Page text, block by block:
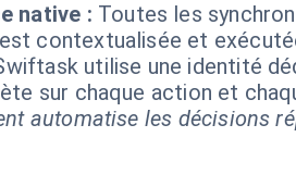
native : Toutes les
contextualisée et
utilise une identité
sur chaque action et
automatise les décisions